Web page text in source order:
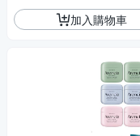
加入購物車